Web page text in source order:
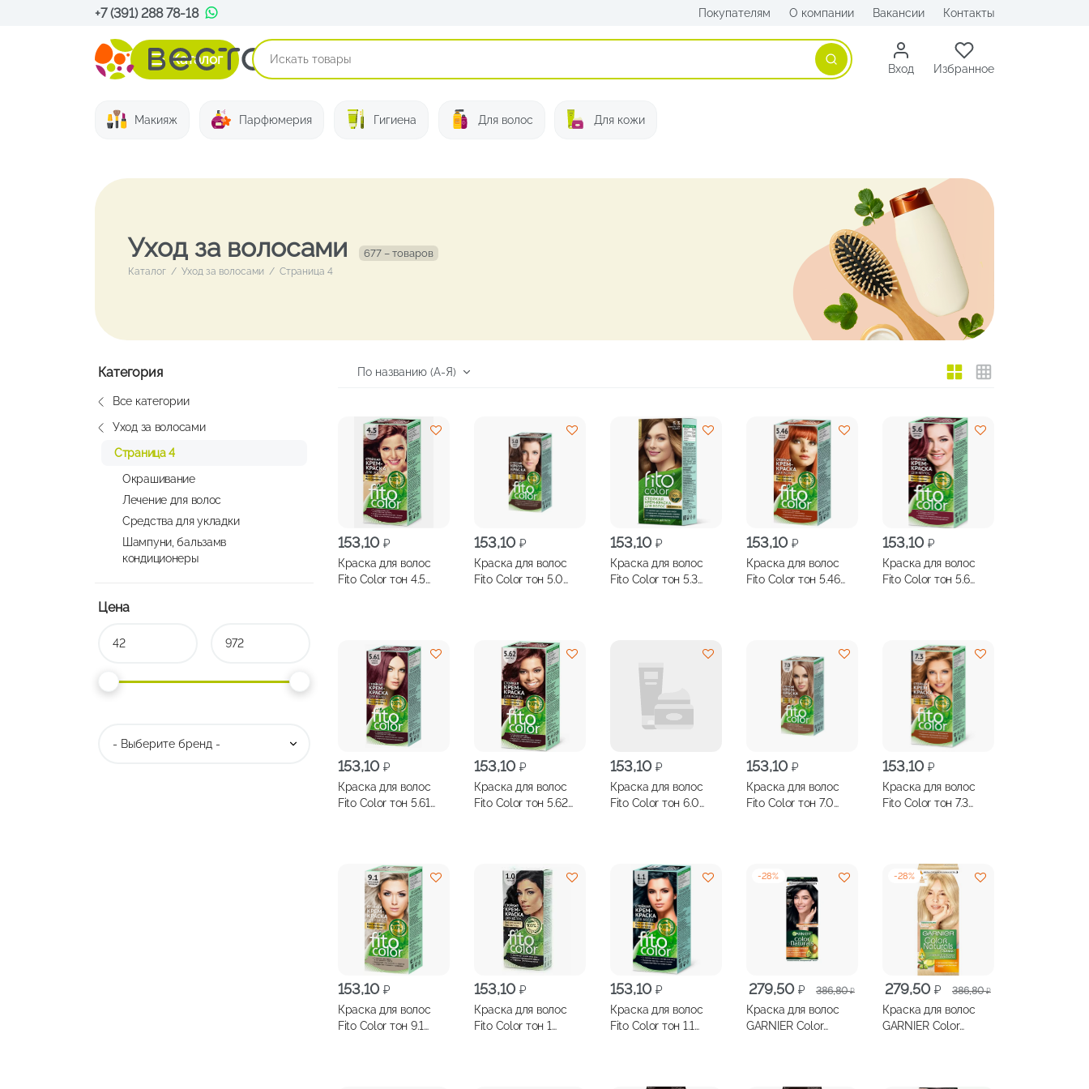
+7 (391) 288 78-18 Покупателям О компании Вакансии Контакты
Каталог
Поиск
Вход Избранное
Макияж Парфюмерия Гигиена Для волос Для кожи
Уход за волосами 677 – товаров
Каталог / Уход за волосами / Страница 4
Категория
Все категории
Уход за волосами
Страница 4
Окрашивание
Лечение для волос
Средства для укладки
Шампуни, бальзамв
кондиционеры
Цена
153,10 ₽
Краска для волос
Fito Color тон 4.5
153,10 ₽
Краска для волос
Fito Color тон 5.0
153,10 ₽
Краска для волос
Fito Color тон 5.3
153,10 ₽
Краска для волос
Fito Color тон 5.46
153,10 ₽
Краска для волос
Fito Color тон 5.6
153,10 ₽
Краска для волос
Fito Color тон 5.61
153,10 ₽
Краска для волос
Fito Color тон 5.62
153,10 ₽
Краска для волос
Fito Color тон 6.0
153,10 ₽
Краска для волос
Fito Color тон 7.0
153,10 ₽
Краска для волос
Fito Color тон 7.3
153,10 ₽
Краска для волос
Fito Color тон 9.1
153,10 ₽
Краска для волос
Fito Сolor тон 1
153,10 ₽
Краска для волос
Fito Сolor тон 1.1
-28%
386,80₽
Первоначальная
цена
составляла
279,50 ₽
Текущая
цена:
279,50 ₽.
Краска для волос
GARNIER Color
-28%
386,80₽
Первоначальная
цена
составляла
279,50 ₽
Текущая
цена:
279,50 ₽.
Краска для волос
GARNIER Color